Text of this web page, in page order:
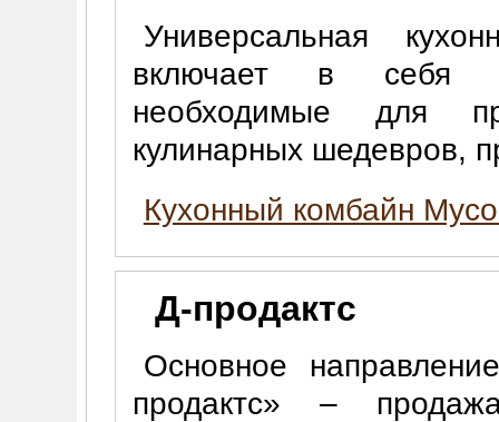
Универсальная
включает в себя
необходимые для
кулинарных шедевров,
Кухонный комбайн
Д-продактс
Основное
продактс» –